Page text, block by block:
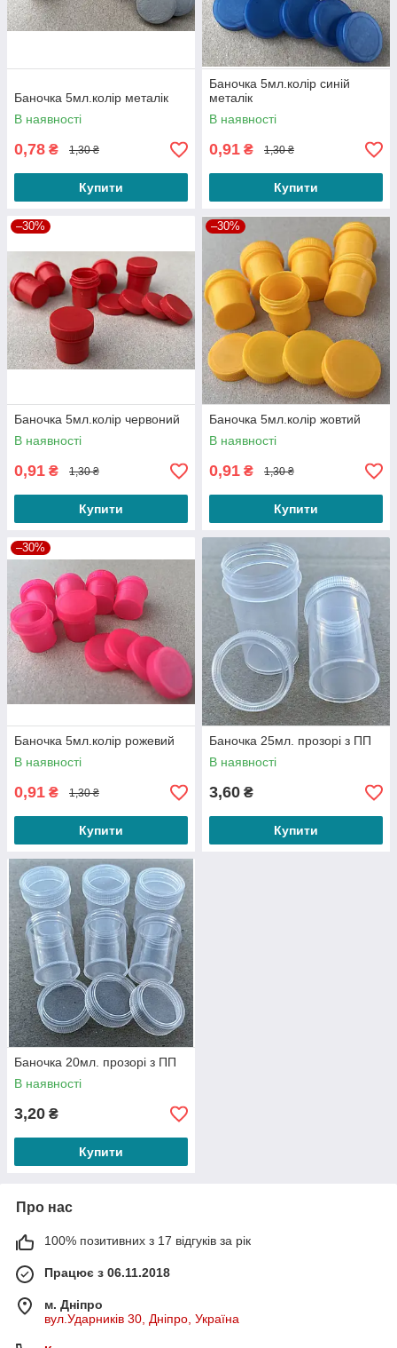
Баночка 5мл.колір металік
В наявності
0,78 ₴ 1,30 ₴
Купити
Баночка 5мл.колір синій
металік
В наявності
0,91 ₴ 1,30 ₴
Купити
–30%
Баночка 5мл.колір червоний
В наявності
0,91 ₴ 1,30 ₴
Купити
–30%
Баночка 5мл.колір жовтий
В наявності
0,91 ₴ 1,30 ₴
Купити
–30%
Баночка 5мл.колір рожевий
В наявності
0,91 ₴ 1,30 ₴
Купити
Баночка 25мл. прозорі з ПП
В наявності
3,60 ₴
Купити
Баночка 20мл. прозорі з ПП
В наявності
3,20 ₴
Купити
Про нас
100% позитивних з 17 відгуків за рік
Працює з 06.11.2018
м. Дніпро
вул.Ударників 30, Дніпро, Україна